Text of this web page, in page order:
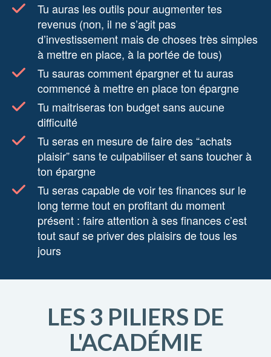
Tu auras les outils pour augmenter tes
revenus (non, il ne s’agit pas
d’investissement mais de choses très simples
à mettre en place, à la portée de tous)
Tu sauras comment épargner et tu auras
commencé à mettre en place ton épargne
Tu maitriseras ton budget sans aucune
difficulté
Tu seras en mesure de faire des “achats
plaisir” sans te culpabiliser et sans toucher à
ton épargne
Tu seras capable de voir tes finances sur le
long terme tout en profitant du moment
présent : faire attention à ses finances c’est
tout sauf se priver des plaisirs de tous les
jours
LES 3 PILIERS DE
L'ACADÉMIE